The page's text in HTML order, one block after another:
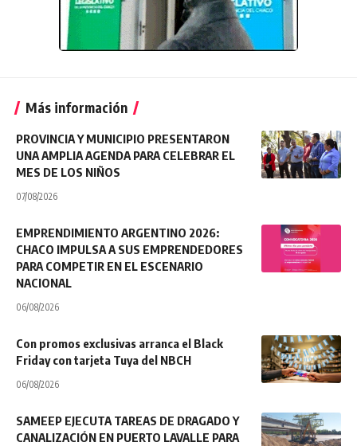
Más información
PROVINCIA Y MUNICIPIO PRESENTARON
UNA AMPLIA AGENDA PARA CELEBRAR EL
MES DE LOS NIÑOS
07/08/2026
EMPRENDIMIENTO ARGENTINO 2026:
CHACO IMPULSA A SUS EMPRENDEDORES
PARA COMPETIR EN EL ESCENARIO
NACIONAL
06/08/2026
Con promos exclusivas arranca el Black
Friday con tarjeta Tuya del NBCH
06/08/2026
SAMEEP EJECUTA TAREAS DE DRAGADO Y
CANALIZACIÓN EN PUERTO LAVALLE PARA